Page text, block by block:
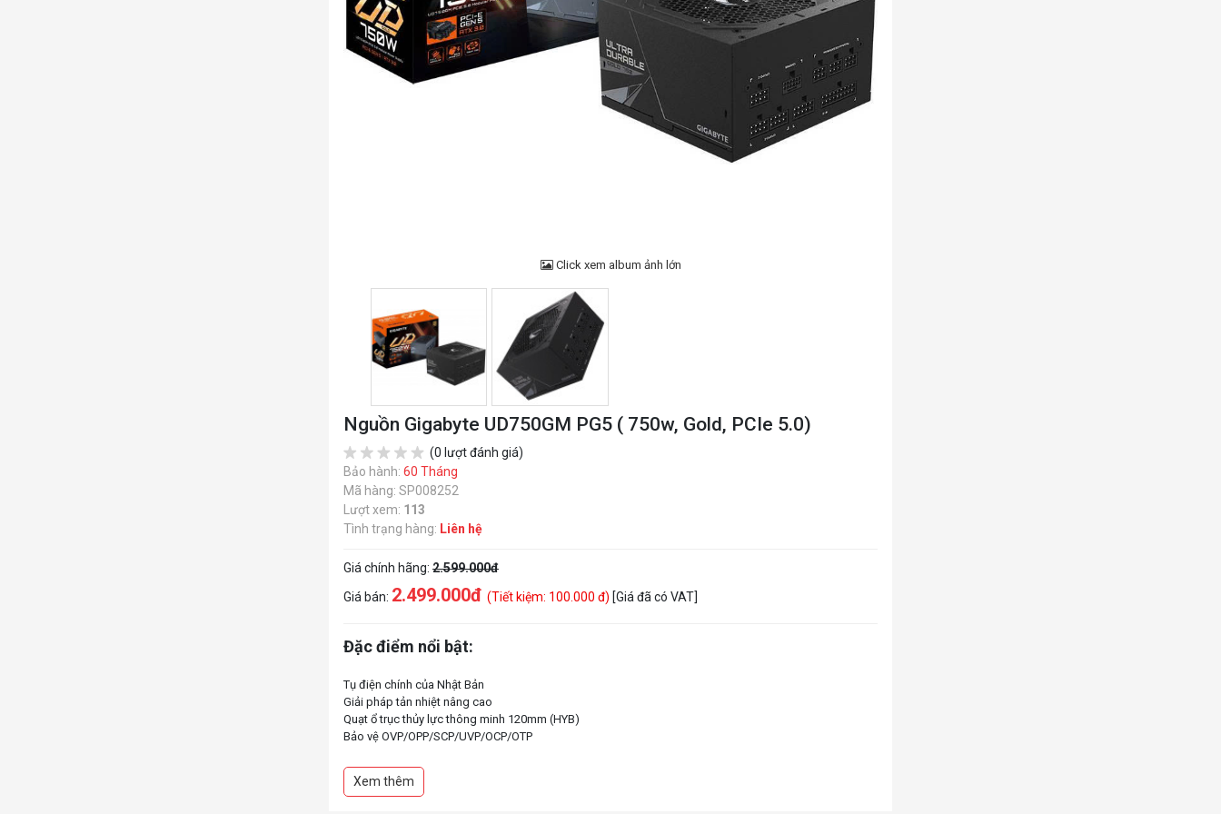
Click xem album ảnh lớn
Nguồn Gigabyte UD750GM PG5 ( 750w, Gold, PCIe 5.0)
(0 lượt đánh giá)
Bảo hành: 60 Tháng
Mã hàng: SP008252
Lượt xem: 113
Tình trạng hàng: Liên hệ
Giá chính hãng: 2.599.000đ
Giá bán: 2.499.000đ (Tiết kiệm: 100.000 đ) [Giá đã có VAT]
Đặc điểm nổi bật:
Tụ điện chính của Nhật Bản
Giải pháp tản nhiệt nâng cao
Quạt ổ trục thủy lực thông minh 120mm (HYB)
Bảo vệ OVP/OPP/SCP/UVP/OCP/OTP
Hỗ trợ chuẩn Intel ATX 3.0
Chứng nhận 80 PLUS Gold
Xem thêm